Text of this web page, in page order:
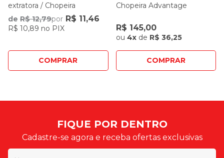
extratora / Chopeira
de R$ 12,79por R$ 11,46
R$ 10,89 no PIX
COMPRAR
Chopeira Advantage
R$ 145,00
ou 4xde R$ 36,25
COMPRAR
FIQUE POR DENTRO
Cadastre-se agora e receba ofertas exclusivas